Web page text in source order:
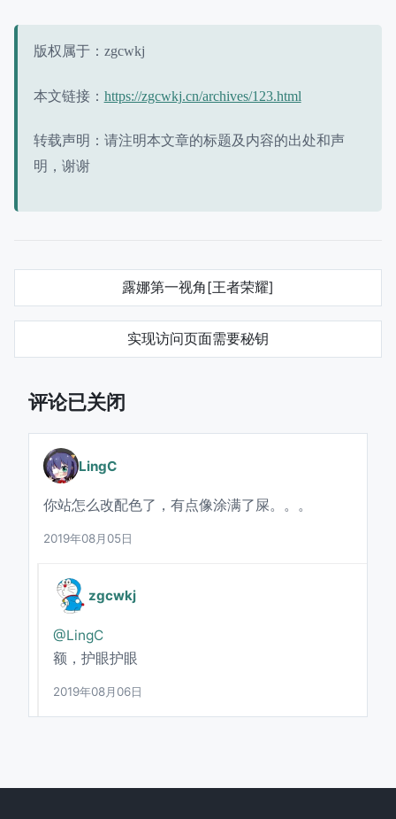
版权属于：zgcwkj
本文链接： https://zgcwkj.cn/archives/123.html
转载声明：请注明本文章的标题及内容的出处和声
明，谢谢
露娜第一视角[王者荣耀]
实现访问页面需要秘钥
评论已关闭
LingC
你站怎么改配色了，有点像涂满了屎。。。
2019年08月05日
zgcwkj
@LingC
额，护眼护眼
2019年08月06日